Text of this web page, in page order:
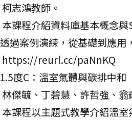
志鴻教師。
本課程介紹資料庫基本概念
過案例演練，從基礎到應用
https://reurl.cc/paNnKQ
度C：溫室氣體與碳排中和
傑毓、丁碧慧、許哲強、
本課程以主題式教學介紹溫